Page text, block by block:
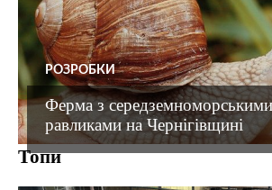
РОЗРОБКИ
Ферма з середземноморськими
равликами на Чернігівщині
Топи